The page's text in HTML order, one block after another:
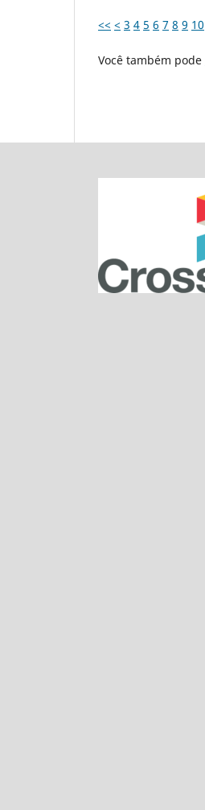
<< < 3 4 5 6 7 8 9 10
Você também pode